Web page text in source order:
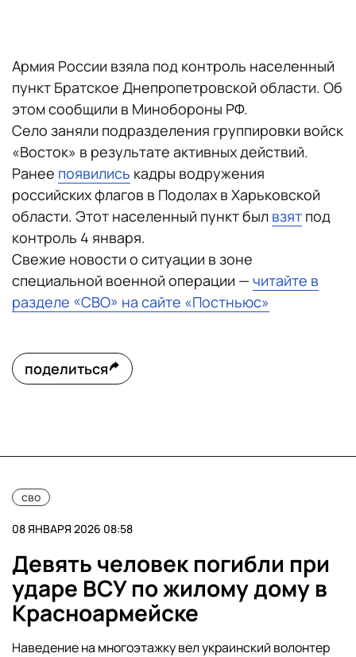
Армия России взяла под контроль населенный
пункт Братское Днепропетровской области. Об
этом сообщили в Минобороны РФ.
Село заняли подразделения группировки войск
«Восток» в результате активных действий.
Ранее появились кадры водружения
российских флагов в Подолах в Харьковской
области. Этот населенный пункт был взят под
контроль 4 января.
Свежие новости о ситуации в зоне
специальной военной операции — читайте в
разделе «СВО» на сайте «Постньюс»
поделиться
сво
08 ЯНВАРЯ 2026 08:58
Девять человек погибли при
ударе ВСУ по жилому дому в
Красноармейске
Наведение на многоэтажку вел украинский волонтер